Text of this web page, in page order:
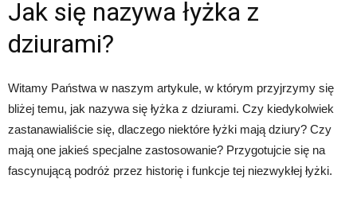
Jak się nazywa łyżka z
dziurami?
Witamy Państwa w naszym artykule, w którym przyjrzymy się
bliżej temu, jak nazywa się łyżka z dziurami. Czy kiedykolwiek
zastanawialiście się, dlaczego niektóre łyżki mają dziury? Czy
mają one jakieś specjalne zastosowanie? Przygotujcie się na
fascynującą podróż przez historię i funkcje tej niezwykłej łyżki.